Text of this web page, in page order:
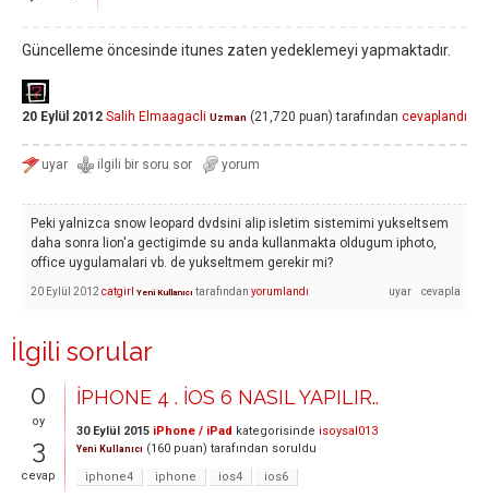
Güncelleme öncesinde itunes zaten yedeklemeyi yapmaktadır.
20 Eylül 2012 Salih Elmaagacli Uzman (21,720 puan) tarafından cevaplandı
Peki yalnizca snow leopard dvdsini alip isletim sistemimi yukseltsem
daha sonra lion'a gectigimde su anda kullanmakta oldugum iphoto,
office uygulamalari vb. de yukseltmem gerekir mi?
20 Eylül 2012catgirl Yeni Kullanıcı tarafından yorumlandı
İlgili sorular
0
oy
3
cevap
İPHONE 4 . İOS 6 NASIL YAPILIR..
30 Eylül 2015 iPhone / iPad kategorisinde isoysal013
Yeni Kullanıcı (160 puan) tarafından soruldu
iphone4
iphone ios4 ios6